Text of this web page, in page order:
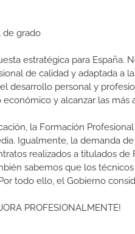
de grado
estratégica para España.
de calidad y adaptada a
desarrollo personal y
y alcanzar las más
la Formación
Igualmente, la demanda
realizados a titulados
sabemos que los
todo ello, el Gobierno
PROFESIONALMENTE!